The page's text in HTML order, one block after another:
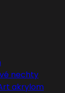
nechty
akrylom